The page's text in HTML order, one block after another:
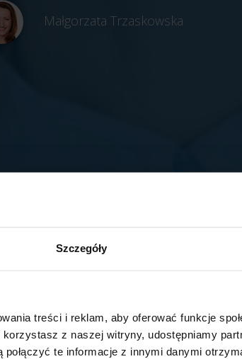
Szczegóły
treści i reklam, aby oferować funkcje
z naszej witryny, udostępniamy
te informacje z innymi danymi
Małgorzata Trzaskowska